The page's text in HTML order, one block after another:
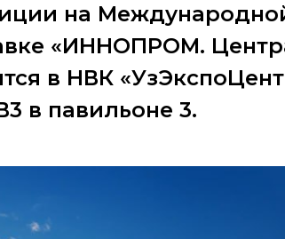
на
«ИННОПРОМ.
в НВК
в павильоне 3.